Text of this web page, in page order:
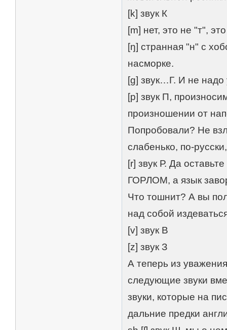
[k] звук К
[m] нет, это не "т",
[ŋ] странная "н" с
насморке.
[g] звук…Г. И не
[p] звук П,
произношении от
Попробовали? Не
слабенько, по-
[r] звук Р. Да
ГОРЛОМ, а язык
Что тошнит? А вы
над собой
[v] звук В
[z] звук З
А теперь из
следующие звуки
звуки, которые на
дальние предки